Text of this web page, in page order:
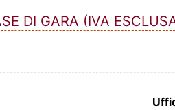
DI GARA (IVA